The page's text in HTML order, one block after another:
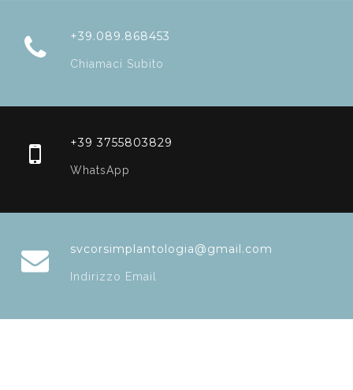
+39.089.868453
Chiamaci Subito
+39 3755803829
WhatsApp
svcorsimplantologia@gmail.com
Indirizzo Email